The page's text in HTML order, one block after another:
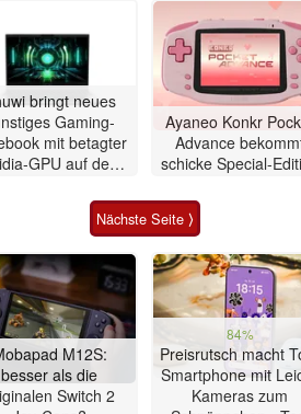
bringt neues
Gaming-
mit betagter
GPU auf den
Ayaneo Konkr
Advance
schicke Special-
Nächste Seite ⟩
M12S:
besser als die
Switch 2
84%
Preisrutsch macht
Smartphone mit
Kameras zum